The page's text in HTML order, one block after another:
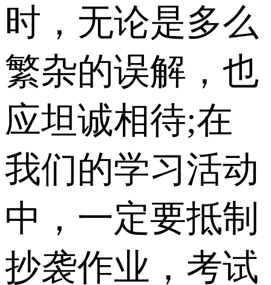
时，无论是多么
繁杂的误解，也
应坦诚相待;在
我们的学习活动
中，一定要抵制
抄袭作业，考试